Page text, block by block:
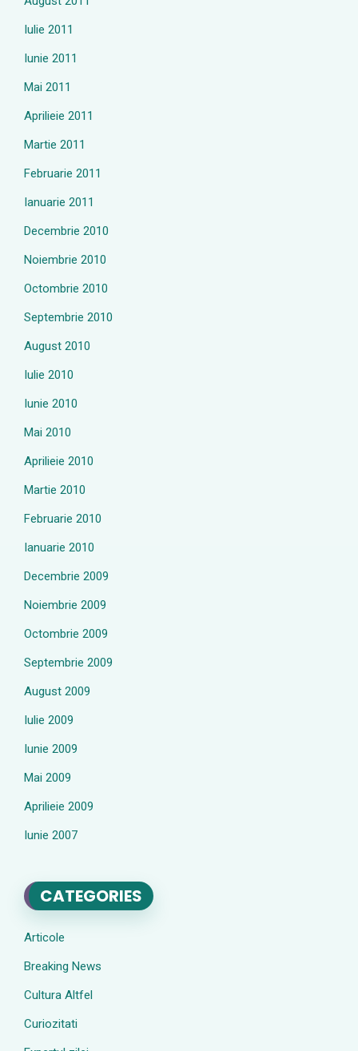
Iulie 2011
Iunie 2011
Mai 2011
Aprilieie 2011
Martie 2011
Februarie 2011
Ianuarie 2011
Decembrie 2010
Noiembrie 2010
Octombrie 2010
Septembrie 2010
August 2010
Iulie 2010
Iunie 2010
Mai 2010
Aprilieie 2010
Martie 2010
Februarie 2010
Ianuarie 2010
Decembrie 2009
Noiembrie 2009
Octombrie 2009
Septembrie 2009
August 2009
Iulie 2009
Iunie 2009
Mai 2009
Aprilieie 2009
Iunie 2007
CATEGORIES
Articole
Breaking News
Cultura Altfel
Curiozitati